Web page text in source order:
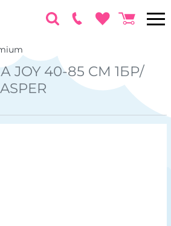
JOY 40-85 CM 1БР/